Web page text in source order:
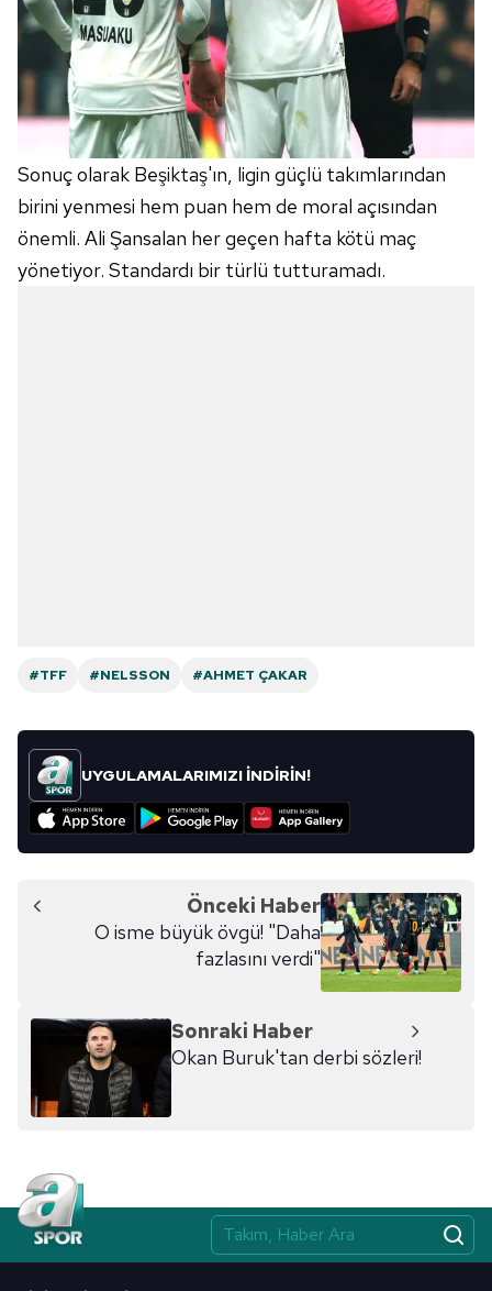
Sonuç olarak Beşiktaş'ın, ligin güçlü takımlarından
birini yenmesi hem puan hem de moral açısından
önemli. Ali Şansalan her geçen hafta kötü maç
yönetiyor. Standardı bir türlü tutturamadı.
#TFF #NELSSON #AHMET ÇAKAR
UYGULAMALARIMIZI İNDİRİN!
Önceki Haber
O isme büyük övgü! "Daha
fazlasını verdi"
Sonraki Haber
Okan Buruk'tan derbi sözleri!